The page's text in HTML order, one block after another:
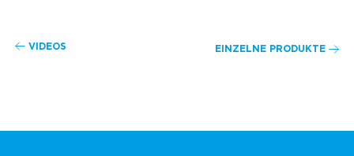
VIDEOS EINZELNE PRODUKTE